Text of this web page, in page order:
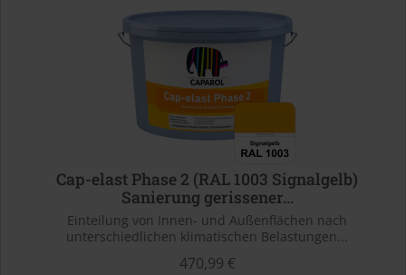
Cap-elast Phase 2 (RAL 1003 Signalgelb)
Sanierung gerissener...
Einteilung von Innen- und Außenflächen nach
unterschiedlichen klimatischen Belastungen...
470,99 €